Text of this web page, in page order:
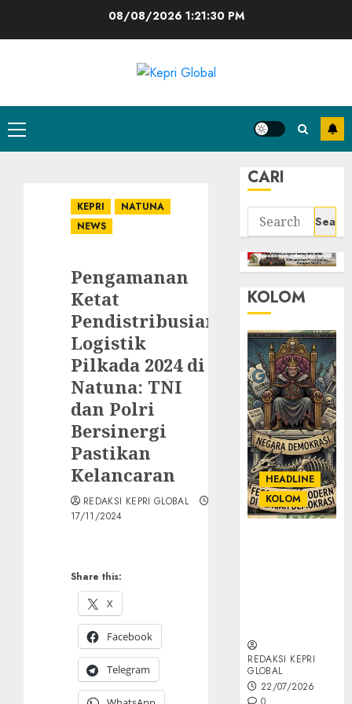
08/08/2026 1:21:30 PM
Primary
Menu
KEPRI
NATUNA
NEWS
Pengamanan
Ketat
Pendistribusian
Logistik
Pilkada 2024 di
Natuna: TNI
dan Polri
Bersinergi
Pastikan
Kelancaran
Share this:
X
Facebook
Telegram
REDAKSI KEPRI GLOBAL
17/11/2024
CARI
Search
for:
KOLOM
HEADLINE
KOLOM
REDAKSI KEPRI
GLOBAL
22/07/2026